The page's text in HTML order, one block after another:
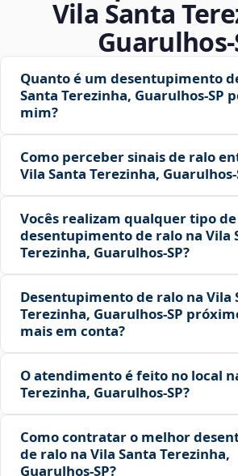
Vila Santa
Quanto é um desentupimento
Santa Terezinha, Guarulhos‑SP
mim?
Como perceber sinais de ralo
Vila Santa Terezinha,
Vocês realizam qualquer tipo de
desentupimento de ralo na Vila
Terezinha, Guarulhos‑SP?
Desentupimento de ralo na Vila
Terezinha, Guarulhos‑SP
mais em conta?
O atendimento é feito no local
Terezinha, Guarulhos‑SP?
Como contratar o melhor
de ralo na Vila Santa Terezinha,
Guarulhos‑SP?